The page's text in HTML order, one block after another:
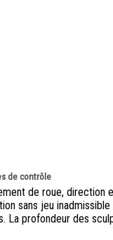
de contrôle
de roue, direction
sans jeu inadmissible
La profondeur des